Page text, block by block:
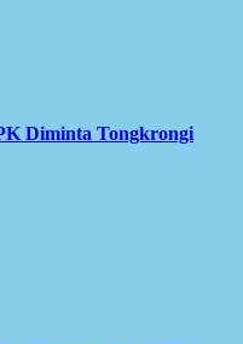
Diminta Tongkrongi